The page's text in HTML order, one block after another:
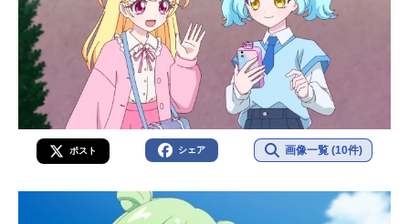
ポスト シェア 画像一覧 (10件)